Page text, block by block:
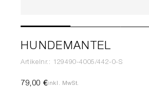
HUNDEMANTEL
Artikelnr.: 129490-4005/442-0-S
79,00 €inkl. MwSt.